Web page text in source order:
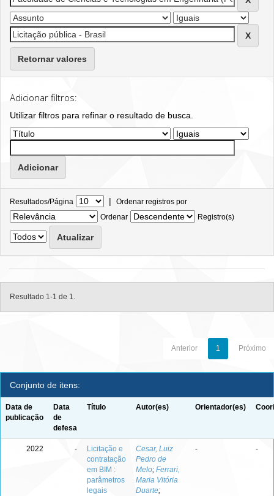
Retornar valores
Adicionar filtros:
Utilizar filtros para refinar o resultado de busca.
Resultados/Página | Ordenar registros por
Ordenar
Registro(s)
Resultado 1-1 de 1.
Anterior 1 Próximo
Conjunto de itens:
Data de
publicação
Data
de
defesa
Título Autor(es) Orientador(es)
2022 -
Licitação e
contratação
em BIM :
parâmetros
legais
Cesar, Luiz
Pedro de
Melo; Ferrari,
Maria Vitória
Duarte;
- -